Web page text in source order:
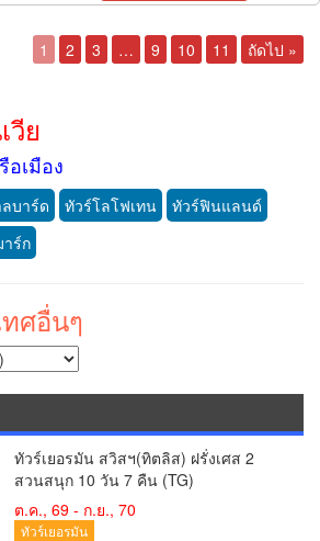
1 2 3 … 9 10 11 ถัดไป »
วีย
เมือง
บาร์ด ทัวร์โลโฟเทน
ทัวร์ฟินแลนด์
ร์ก
ศอื่นๆ
ทัวร์เยอรมัน สวิสฯ(ทิตลิส) ฝรั่งเศส 2
สวนสนุก 10 วัน 7 คืน (TG)
ต.ค., 69 - ก.ย., 70
ทัวร์เยอรมัน